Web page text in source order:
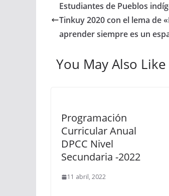
Estudiantes de Pueblos
Tinkuy 2020 con el lema de
aprender siempre es un
You May Also Like
Programación
Curricular Anual
DPCC Nivel
Secundaria -2022
11 abril, 2022